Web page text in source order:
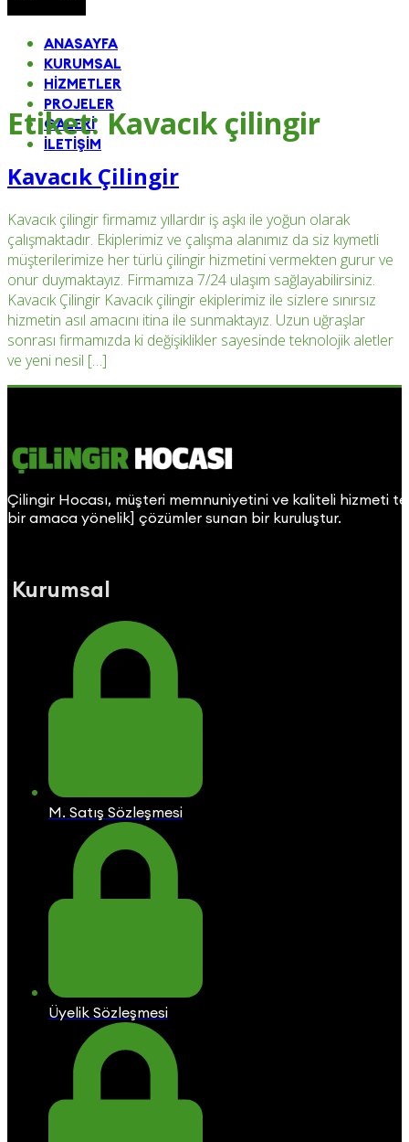
ANASAYFA
KURUMSAL
HIZMETLER
PROJELER
GALERI
İLETIŞIM
Etiket:Kavacık çilingir
Kavacık Çilingir
Kavacık çilingir firmamız yıllardır iş aşkı ile yoğun olarak
çalışmaktadır. Ekiplerimiz ve çalışma alanımız da siz kıymetli
müşterilerimize her türlü çilingir hizmetini vermekten gurur ve
onur duymaktayız. Firmamıza 7/24 ulaşım sağlayabilirsiniz.
Kavacık Çilingir Kavacık çilingir ekiplerimiz ile sizlere sınırsız
hizmetin asıl amacını itina ile sunmaktayız. Uzun uğraşlar
sonrası firmamızda ki değişiklikler sayesinde teknolojik aletler
ve yeni nesil […]
Çilingir Hocası, müşteri memnuniyetini ve kaliteli hizmeti
bir amaca yönelik] çözümler sunan bir kuruluştur.
Kurumsal
M. Satış Sözleşmesi
Üyelik Sözleşmesi